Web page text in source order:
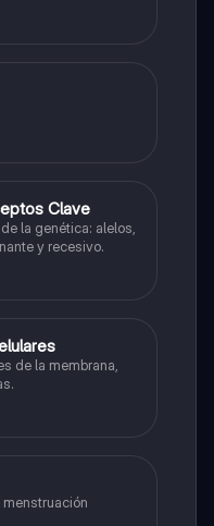
Clave
la genética: alelos,
y recesivo.
de la membrana,